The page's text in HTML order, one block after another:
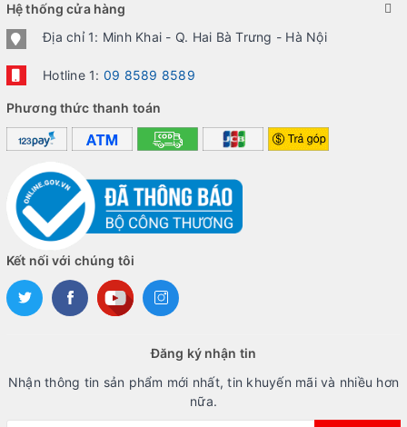
Hệ thống cửa hàng
Địa chỉ 1: Minh Khai - Q. Hai Bà Trưng - Hà Nội
Hotline 1: 09 8589 8589
Phương thức thanh toán
Kết nối với chúng tôi
Đăng ký nhận tin
Nhận thông tin sản phẩm mới nhất, tin khuyến mãi và nhiều hơn
nữa.